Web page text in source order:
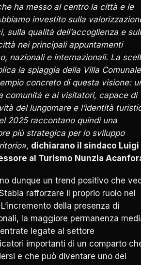
ha messo al centro la città e le
investito sulla
sulla qualità dell’accoglienza e
nei principali appuntamenti
nazionali e internazionali. La
la spiaggia della Villa Comunale
concreto di questa visione:
comunità e ai visitatori, capace di
del lungomare e l’identità
2025 raccontano quindi una
più strategica per lo sviluppo
, dichiarano il sindaco Luigi
al Turismo Nunzia
dunque un trend positivo che
rafforzare il proprio ruolo nel
della presenza di
la maggiore permanenza
legate al settore
importanti di un comparto
e che può diventare uno dei